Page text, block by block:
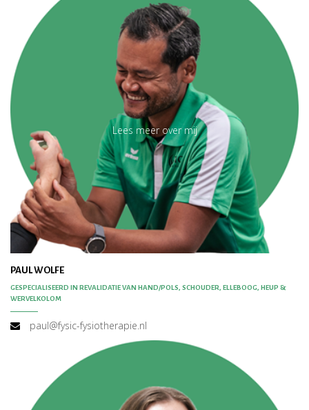
Lees meer over mij
PAUL WOLFE
GESPECIALISEERD IN REVALIDATIE VAN HAND/POLS, SCHOUDER, ELLEBOOG, HEUP &
WERVELKOLOM
paul@fysic-fysiotherapie.nl